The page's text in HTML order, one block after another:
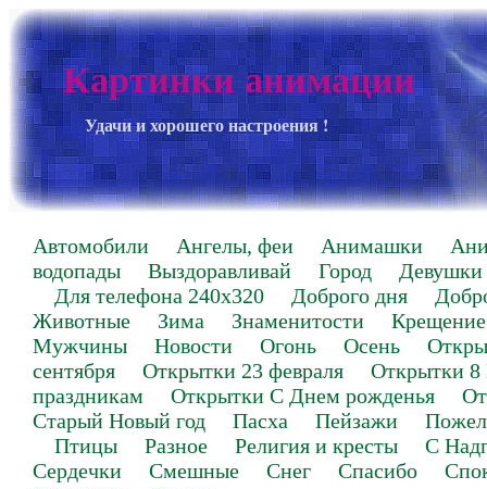
Картинки анимации
Удачи и хорошего настроения !
Автомобили Ангелы, феи Анимашки
водопады
Выздоравливай Город
Девушки
Для телефона 240х320
Доброго дня
Животные
Зима Знаменитости
Крещение
Мужчины
Новости Огонь Осень
сентября
Открытки 23 февраля
Открытки 8
праздникам
Открытки С Днем рожденья
Старый Новый год
Пасха Пейзажи
Птицы
Разное Религия и кресты
С
Сердечки
Смешные Снег Спасибо